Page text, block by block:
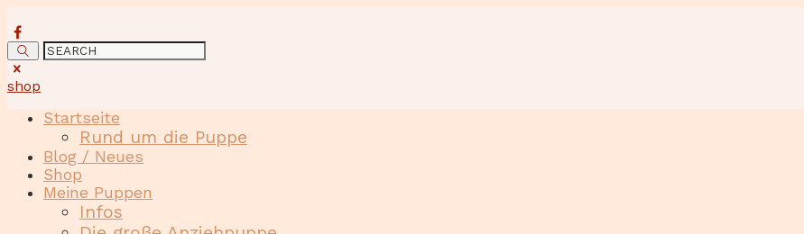
shop
Startseite
Rund um die Puppe
Blog / Neues
Shop
Meine Puppen
Infos